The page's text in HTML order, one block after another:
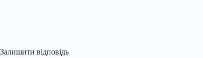
Залишити відповідь